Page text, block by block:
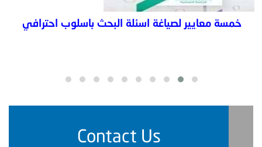
خمسة معايير لصياغة اسئلة البحث باسلوب احترافي
Contact Us